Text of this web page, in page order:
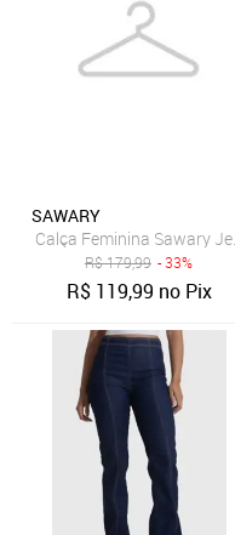
SAWARY
Calça Feminina Sawary
R$179,99 - 33%
R$ 119,99 no Pix